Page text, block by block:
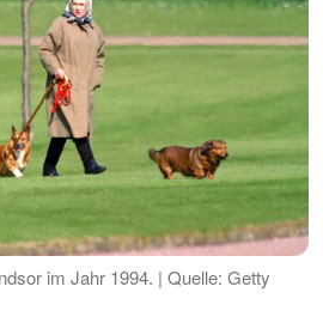
im Jahr 1994. | Quelle: Getty